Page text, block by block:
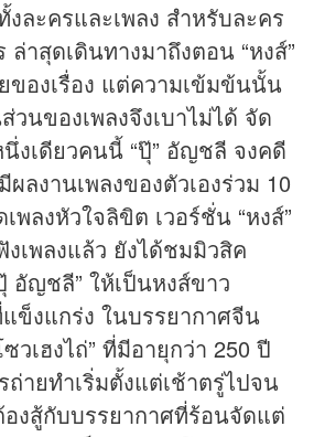
งละครและเพลง สำหรับละคร
าสุดเดินทางมาถึงตอน “หงส์”
ของเรื่อง แต่ความเข้มข้นนั้น
วนของเพลงจึงเบาไม่ได้ จัด
งเดียวคนนี้ “ปุ๊” อัญชลี จงคดี
ลงานเพลงของตัวเองร่วม 10
พลงหัวใจลิขิต เวอร์ชั่น “หงส์”
เพลงแล้ว ยังได้ชมมิวสิค
อัญชลี” ให้เป็นหงส์ขาว
ข็งแกร่ง ในบรรยากาศจีน
เฮงไถ่” ที่มีอายุกว่า 250 ปี
ถ่ายทำเริ่มตั้งแต่เช้าตรู่ไปจน
งสู้กับบรรยากาศที่ร้อนจัดแต่